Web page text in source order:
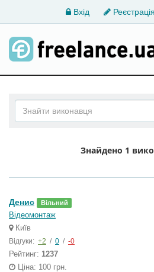
Вхід Реєстрація
Знайдено 1
Денис Вільний
Відеомонтаж
Київ
Відгуки: +2 / 0 / -0
Рейтинг: 1237
Ціна: 100 грн.